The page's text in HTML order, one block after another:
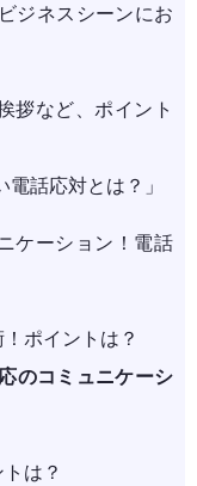
ジネスシーンにお
拶など、ポイント
電話応対とは？」
ケーション！電話
ポイントは？
のコミュニケーシ
は？